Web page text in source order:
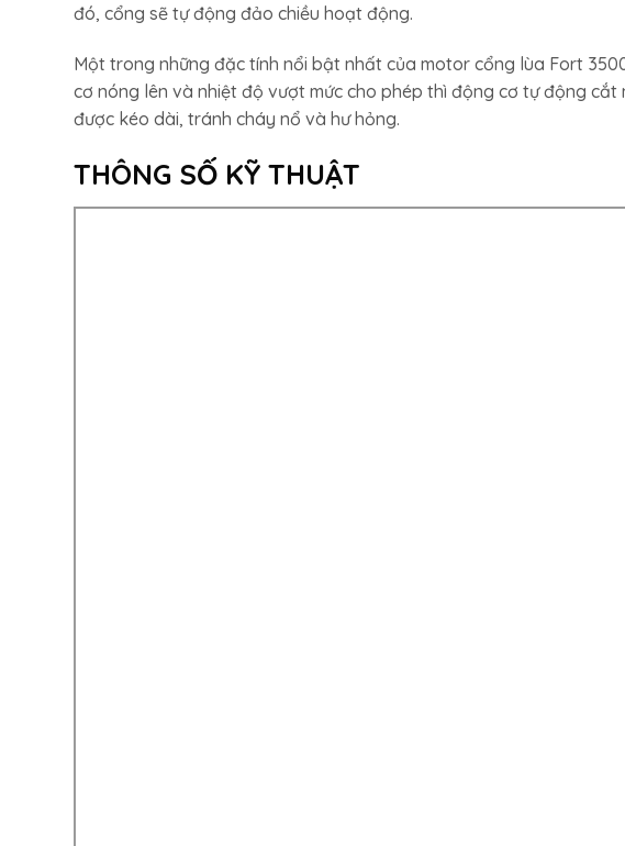
đó, cổng sẽ tự động đảo chiều hoạt động.
Một trong những đặc tính nổi bật nhất của motor cổng lùa Fort
cơ nóng lên và nhiệt độ vượt mức cho phép thì động cơ tự động
được kéo dài, tránh cháy nổ và hư hỏng.
THÔNG SỐ KỸ THUẬT